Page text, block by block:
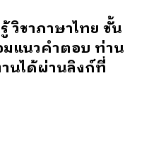
วิชาภาษาไทย ชั้น
แนวคำตอบ ท่าน
นได้ผ่านลิงก์ที่